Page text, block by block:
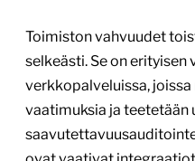
Toimiston vahvuudet
selkeästi. Se on
verkkopalveluissa,
vaatimuksia ja teetetään